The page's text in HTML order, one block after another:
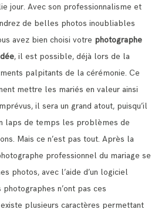
jour. Avec son professionnalisme et
de belles photos inoubliables
avez bien choisi votre photographe
, il est possible, déjà lors de la
palpitants de la cérémonie. Ce
mettre les mariés en valeur ainsi
il sera un grand atout, puisqu’il
laps de temps les problèmes de
Mais ce n’est pas tout. Après la
professionnel du mariage se
photos, avec l’aide d’un logiciel
n’ont pas ces
plusieurs caractères permettant